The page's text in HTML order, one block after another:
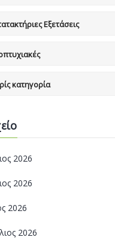
Εξετάσεις
κατηγορία
2026
2026
2026
2026